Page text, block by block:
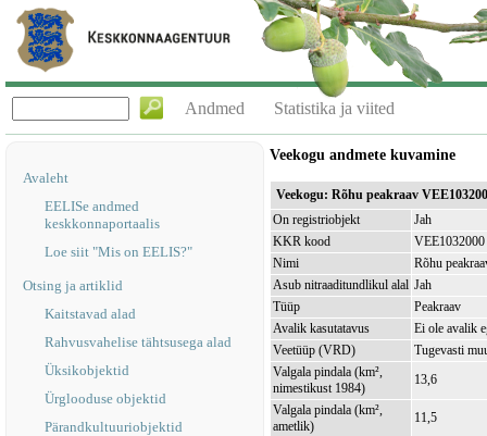
Andmed Statistika ja viited
Avaleht
EELISe andmed
keskkonnaportaalis
Loe siit "Mis on EELIS?"
Otsing ja artiklid
Kaitstavad alad
Rahvusvahelise tähtsusega alad
Üksikobjektid
Ürglooduse objektid
Pärandkultuuriobjektid
Veekogu andmete kuvamine
Veekogu: Rõhu peakraav
On registriobjekt
Jah
KKR kood
VEE1032000
Nimi
Rõhu
Asub nitraaditundlikul alal Jah
Tüüp
Peakraav
Avalik kasutatavus
Ei ole avalik
Veetüüp (VRD)
Tugevasti
Valgala pindala (km²,
nimestikust 1984)
13,6
Valgala pindala (km²,
ametlik)
11,5